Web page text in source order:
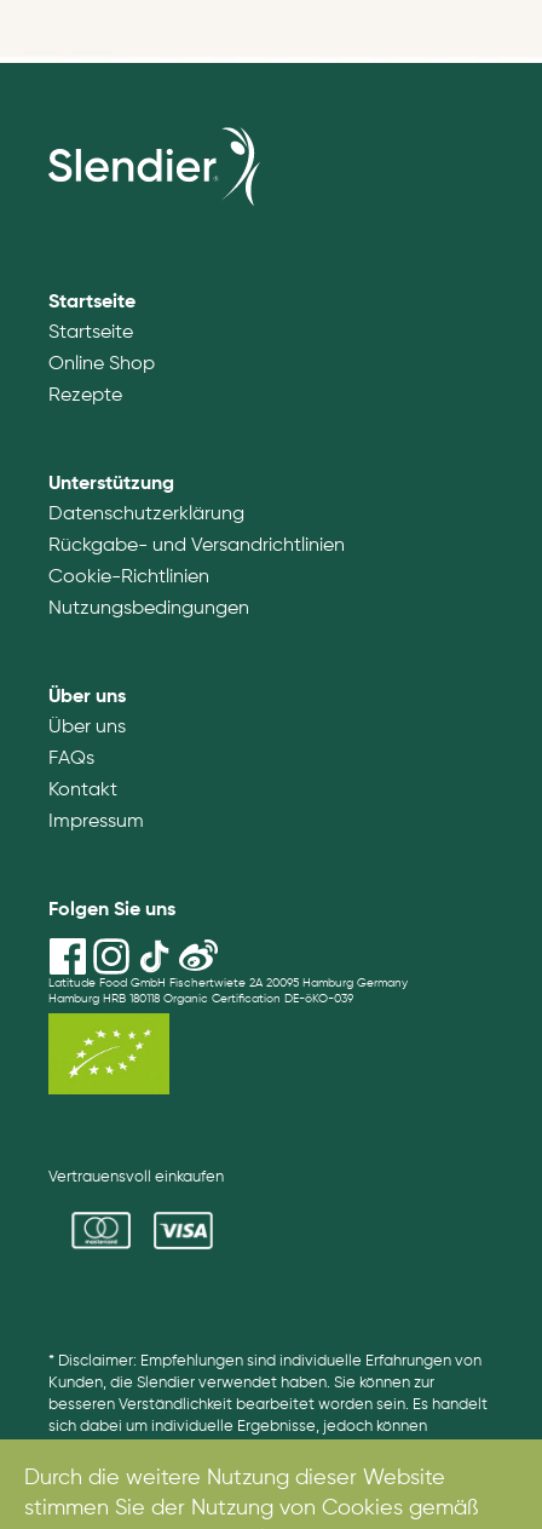
Startseite
Startseite
Online Shop
Rezepte
Unterstützung
Datenschutzerklärung
Rückgabe- und Versandrichtlinien
Cookie-Richtlinien
Nutzungsbedingungen
Über uns
Über uns
FAQs
Kontakt
Impressum
Folgen Sie uns
Latitude Food GmbH Fischertwiete 2A 20095 Hamburg Germany
Hamburg HRB 180118 Organic Certification DE-öKO-039
Vertrauensvoll einkaufen
* Disclaimer: Empfehlungen sind individuelle Erfahrungen von
Kunden, die Slendier verwendet haben. Sie können zur
besseren Verständlichkeit bearbeitet worden sein. Es handelt
sich dabei um individuelle Ergebnisse, jedoch können
Durch die weitere Nutzung dieser Website
stimmen Sie der Nutzung von Cookies gemäß